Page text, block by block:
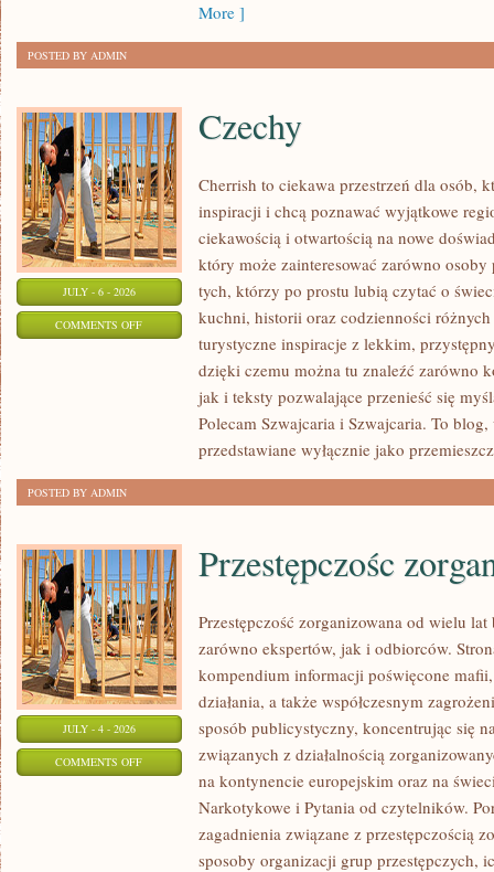
More ]
POSTED BY ADMIN
JULY - 6 - 2026
COMMENTS OFFON
Czechy
Cherrish to ciekawa przestrzeń dla osób,
inspiracji i chcą poznawać wyjątkowe
ciekawością i otwartością na nowe
który może zainteresować zarówno
tych, którzy po prostu lubią czytać o
kuchni, historii oraz codzienności
turystyczne inspiracje z lekkim,
dzięki czemu można tu znaleźć zarówno
jak i teksty pozwalające przenieść się
Polecam Szwajcaria i Szwajcaria. To
przedstawiane wyłącznie jako
POSTED BY ADMIN
JULY - 4 - 2026
COMMENTS OFFON
PRZESTĘPCZOŚC
ZORGANIZOWANA
Przestępczośc
Przestępczość zorganizowana od wielu
zarówno ekspertów, jak i odbiorców.
kompendium informacji poświęcone
działania, a także współczesnym
sposób publicystyczny, koncentrując się
związanych z działalnością
na kontynencie europejskim oraz na
Narkotykowe i Pytania od czytelników.
zagadnienia związane z przestępczością
sposoby organizacji grup przestępczych,